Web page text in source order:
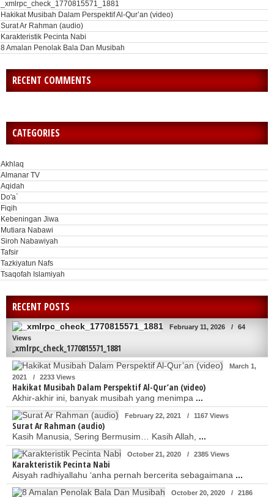
_xmlrpc_check_1770815571_1881
Hakikat Musibah Dalam Perspektif Al-Qur’an (video)
Surat Ar Rahman (audio)
Karakteristik Pecinta Nabi
8 Amalan Penolak Bala Dan Musibah
RECENT COMMENTS
CATEGORIES
Akhlaq
Almanar TV
Aqidah
Do'a`
Fiqih
Kebeningan Jiwa
Mutiara Nabawi
Siroh Nabawiyah
Tafsir
Tazkiyatun Nafs
Tsaqofah Islamiyah
RECENT POSTS
February 11, 2026 /
64
Views
_xmlrpc_check_1770815571_1881
March 1,
2021
/ 2233 Views
Hakikat Musibah Dalam Perspektif Al-Qur’an (video)
Akhir-akhir ini, banyak musibah yang menimpa ...
February 22, 2021 / 1167 Views
Surat Ar Rahman (audio)
Kasih Manusia, Sering Bermusim… Kasih Allah, ...
October 21, 2020 / 2385 Views
Karakteristik Pecinta Nabi
Aisyah radhiyallahu ‘anha pernah bercerita sebagaimana ...
October 20, 2020 /
2186